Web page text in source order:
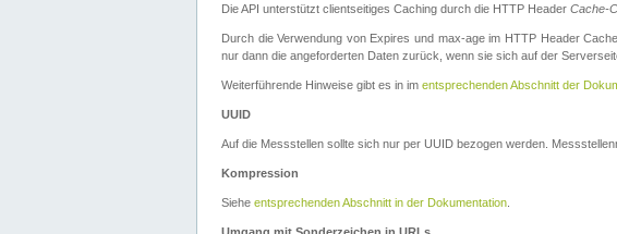
Die API unterstützt clientseitiges Caching durch die HTTP Header Cache-
Durch die Verwendung von Expires und max-age im HTTP Header
nur dann die angeforderten Daten zurück, wenn sie sich auf der
Weiterführende Hinweise gibt es in im entsprechenden Abschnitt der
UUID
Auf die Messstellen sollte sich nur per UUID bezogen werden.
Kompression
Siehe entsprechenden Abschnitt in der Dokumentation.